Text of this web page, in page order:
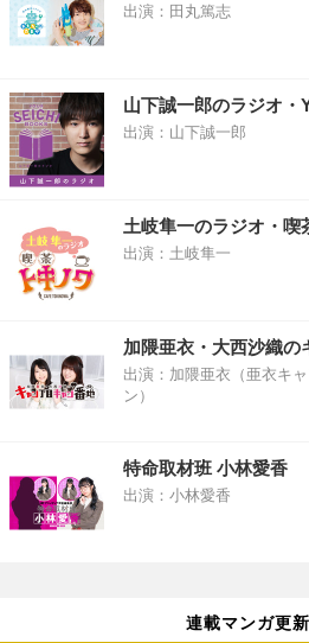
出演：田丸篤志
山下誠一郎のラジオ
出演：山下誠一郎
土岐隼一のラジオ・喫
出演：土岐隼一
加隈亜衣・大西沙織の
出演：加隈亜衣（亜衣キ
ン）
特命取材班 小林愛香
出演：小林愛香
連載マンガ更